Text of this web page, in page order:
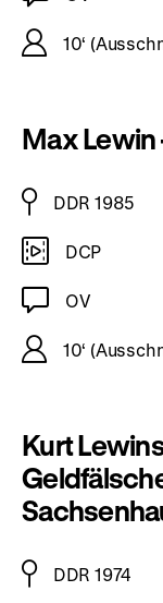
10‘
Max Lewin
DDR 1985
DCP
OV
10‘
Kurt
DDR 1974